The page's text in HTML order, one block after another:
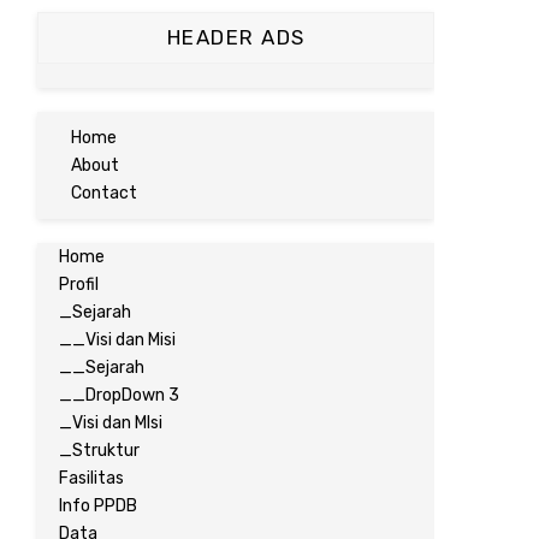
HEADER ADS
Home
About
Contact
Home
Profil
_Sejarah
__Visi dan Misi
__Sejarah
__DropDown 3
_Visi dan MIsi
_Struktur
Fasilitas
Info PPDB
Data